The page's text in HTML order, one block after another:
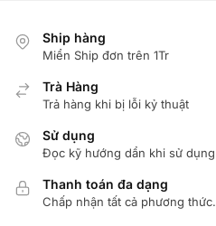
Ship hàng
Miển Ship đơn trên 1Tr
Trà Hàng
Trả hàng khi bị lỗi kỷ thuật
Sử dụng
Đọc kỹ hướng dẩn khi sử dụng
Thanh toán đa dạng
Chấp nhận tất cả phương thức.